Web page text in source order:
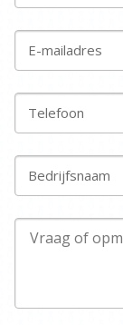
E-mailadres
Telefoon
Bedrijfsnaam